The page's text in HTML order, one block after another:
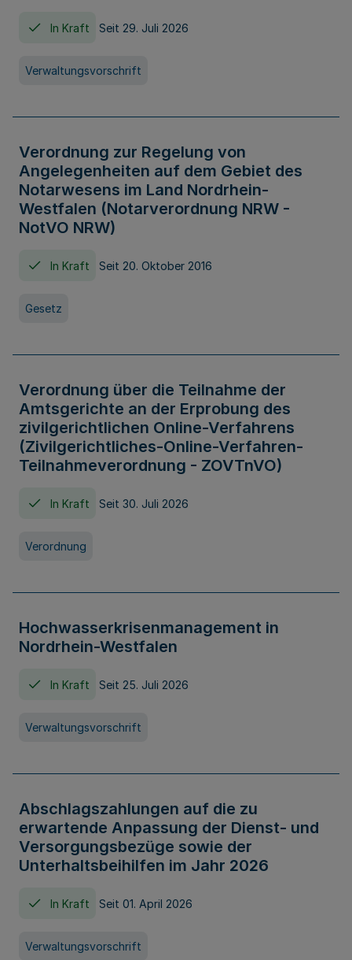
In Kraft Seit 29. Juli 2026
Verwaltungsvorschrift
Verordnung zur Regelung von
Angelegenheiten auf dem Gebiet des
Notarwesens im Land Nordrhein-
Westfalen (Notarverordnung NRW -
NotVO NRW)
In Kraft Seit 20. Oktober 2016
Gesetz
Verordnung über die Teilnahme der
Amtsgerichte an der Erprobung des
zivilgerichtlichen Online-Verfahrens
(Zivilgerichtliches-Online-Verfahren-
Teilnahmeverordnung - ZOVTnVO)
In Kraft Seit 30. Juli 2026
Verordnung
Hochwasserkrisenmanagement in
Nordrhein-Westfalen
In Kraft Seit 25. Juli 2026
Verwaltungsvorschrift
Abschlagszahlungen auf die zu
erwartende Anpassung der Dienst- und
Versorgungsbezüge sowie der
Unterhaltsbeihilfen im Jahr 2026
In Kraft Seit 01. April 2026
Verwaltungsvorschrift